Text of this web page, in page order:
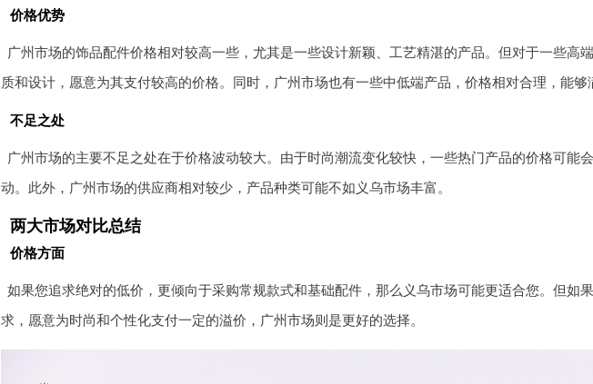
价格优势
广州市场的饰品配件价格相对较高一些，尤其是一些设计新颖、工艺精湛的产品。但对于一些高
质和设计，愿意为其支付较高的价格。同时，广州市场也有一些中低端产品，价格相对合理，能够
不足之处
广州市场的主要不足之处在于价格波动较大。由于时尚潮流变化较快，一些热门产品的价格可能
动。此外，广州市场的供应商相对较少，产品种类可能不如义乌市场丰富。
两大市场对比总结
价格方面
如果您追求绝对的低价，更倾向于采购常规款式和基础配件，那么义乌市场可能更适合您。但如
求，愿意为时尚和个性化支付一定的溢价，广州市场则是更好的选择。